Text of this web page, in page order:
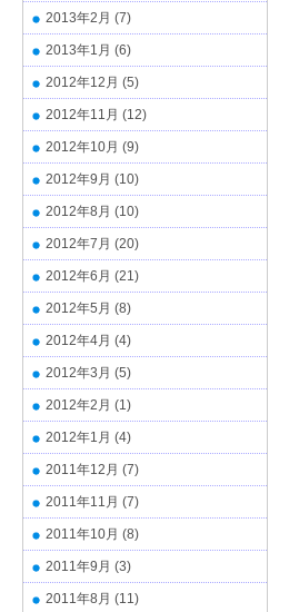
2013年2月 (7)
2013年1月 (6)
2012年12月 (5)
2012年11月 (12)
2012年10月 (9)
2012年9月 (10)
2012年8月 (10)
2012年7月 (20)
2012年6月 (21)
2012年5月 (8)
2012年4月 (4)
2012年3月 (5)
2012年2月 (1)
2012年1月 (4)
2011年12月 (7)
2011年11月 (7)
2011年10月 (8)
2011年9月 (3)
2011年8月 (11)